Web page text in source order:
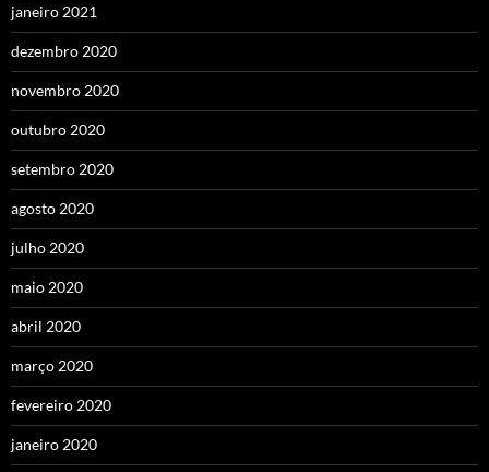
janeiro 2021
dezembro 2020
novembro 2020
outubro 2020
setembro 2020
agosto 2020
julho 2020
maio 2020
abril 2020
março 2020
fevereiro 2020
janeiro 2020